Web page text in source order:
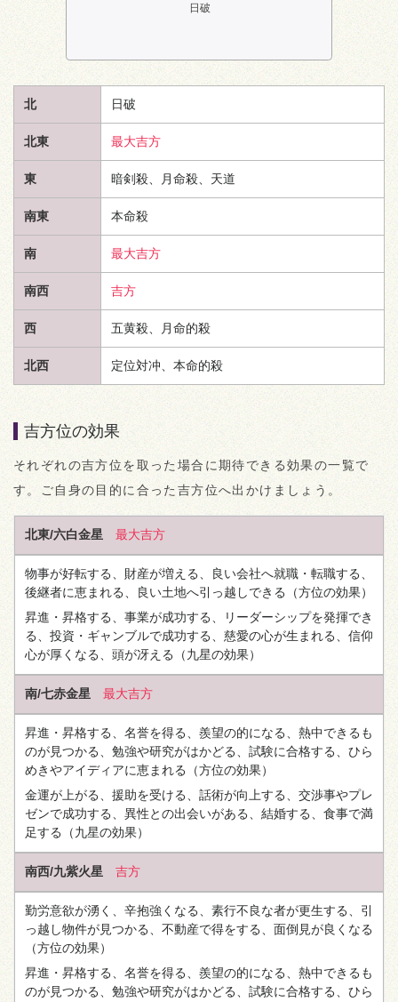
日破
北 日破
北東 最大吉方
東 暗剣殺、月命殺、 天道
南東 本命殺
南 最大吉方
南西 吉方
西 五黄殺、月命的殺
北西 定位対冲、本命的殺
吉方位の効果
それぞれの吉方位を取った場合に期待できる効果の一覧で
す。ご自身の目的に合った吉方位へ出かけましょう。
北東/六白金星 最大吉方
物事が好転する、財産が増える、良い会社へ就職・転職する、
後継者に恵まれる、良い土地へ引っ越しできる （方位の効果）
昇進・昇格する、事業が成功する、リーダーシップを発揮でき
る、投資・ギャンブルで成功する、慈愛の心が生まれる、信仰
心が厚くなる、頭が冴える （九星の効果）
南/七赤金星 最大吉方
昇進・昇格する、名誉を得る、羨望の的になる、熱中できるも
のが見つかる、勉強や研究がはかどる、試験に合格する、ひら
めきやアイディアに恵まれる （方位の効果）
金運が上がる、援助を受ける、話術が向上する、交渉事やプレ
ゼンで成功する、異性との出会いがある、結婚する、食事で満
足する （九星の効果）
南西/九紫火星 吉方
勤労意欲が湧く、辛抱強くなる、素行不良な者が更生する、引
っ越し物件が見つかる、不動産で得をする、面倒見が良くなる
（方位の効果）
昇進・昇格する、名誉を得る、羨望の的になる、熱中できるも
のが見つかる、勉強や研究がはかどる、試験に合格する、ひら